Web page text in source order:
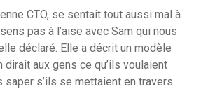
CTO, se sentait tout aussi mal à
pas à l’aise avec Sam qui nous
déclaré. Elle a décrit un modèle
dirait aux gens ce qu’ils voulaient
saper s’ils se mettaient en travers